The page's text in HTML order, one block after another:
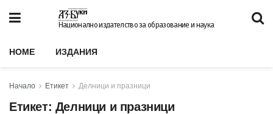
Национално издателство за образование и наука
HOME ИЗДАНИЯ
Начало Етикет Делници и празници
Етикет: Делници и празници